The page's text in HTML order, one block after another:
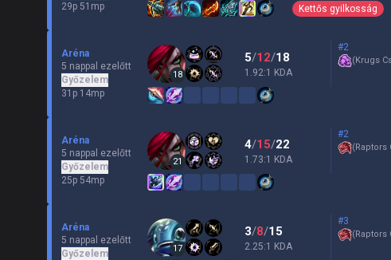
29p 51mp
Kettős gyilkosság
Aréna
5 nappal ezelőtt
Győzelem
31p 14mp
18
5/12/18
1.92:1 KDA
#2
(Krugs
Aréna
5 nappal ezelőtt
Győzelem
25p 54mp
21
4/15/22
1.73:1 KDA
#2
(Raptors
Aréna
5 nappal ezelőtt
Győzelem
17
3/8/15
2.25:1 KDA
#3
(Raptors